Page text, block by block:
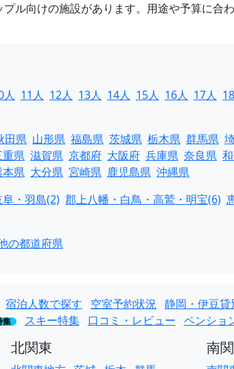
ル向けの施設があります。用途や予算に合
人 11人 12人 13人 14人 15人 16人 17人
田県 山形県 福島県 茨城県 栃木県 群馬県
重県 滋賀県 京都府 大阪府 兵庫県 奈良県
本県 大分県 宮崎県 鹿児島県 沖縄県
阜・羽島(2) 郡上八幡・白鳥・高鷲・明宝(6)
の都道府県
宿泊人数で探す 空室予約状況 静岡・伊豆貸
集 スキー特集 口コミ・レビュー ペンショ
北関東 南